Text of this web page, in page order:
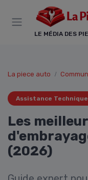
LE MÉDIA DES
La piece auto
Assistance Technique
Les
(2026)
Panneau de gestion